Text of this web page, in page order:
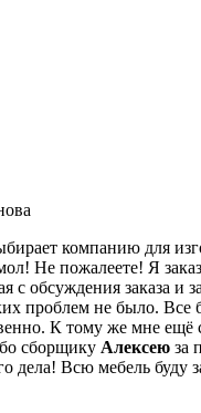
компанию для
Не пожалеете! Я
с обсуждения заказа и
проблем не было. Все
К тому же мне ещё
сборщику Алексею за
дела! Всю мебель буду